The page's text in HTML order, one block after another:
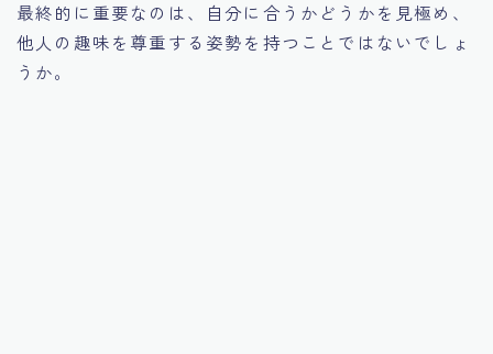
最終的に重要なのは、自分に合うかどうかを見極め、
他人の趣味を尊重する姿勢を持つことではないでしょ
うか。